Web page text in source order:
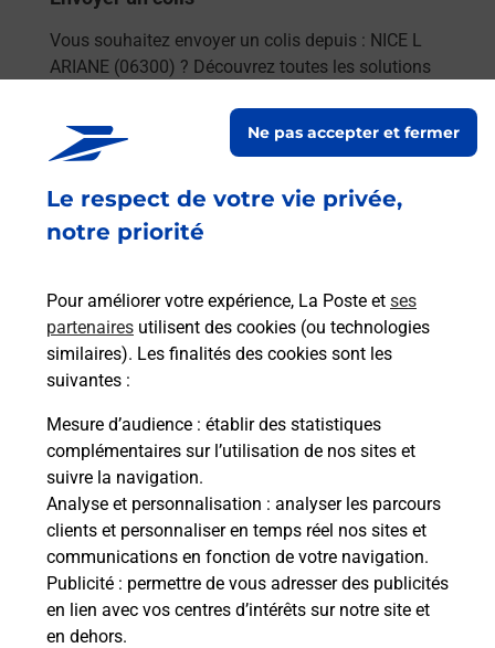
Le respect de votre vie privée,
notre priorité
Pour améliorer votre expérience, La Poste et ses
partenaires utilisent des cookies (ou technologies
similaires). Les finalités des cookies sont les
suivantes :
Mesure d’audience : établir des statistiques
complémentaires sur l’utilisation de nos sites et
suivre la navigation.
Analyse et personnalisation : analyser les parcours
clients et personnaliser en temps réel nos sites et
communications en fonction de votre navigation.
Publicité : permettre de vous adresser des publicités
en lien avec vos centres d’intérêts sur notre site et
en dehors.
Ne pas accepter et fermer
Vous souhaitez envoyer un colis depuis : NICE L
ARIANE (06300) ? Découvrez toutes les solutions
En savoir plus
Quel est le prix d’une impression ?
Où imprimer des documents autour
de moi ?
Comment faire des impressions ?
Quels sont les documents et les
formats qu'il est possible d'imprimer à
la Poste ?